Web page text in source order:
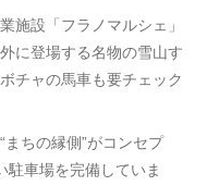
施設「フラノマルシェ」
に登場する名物の雪山す
チャの馬車も要チェック
ちの縁側”がコンセプ
駐車場を完備していま